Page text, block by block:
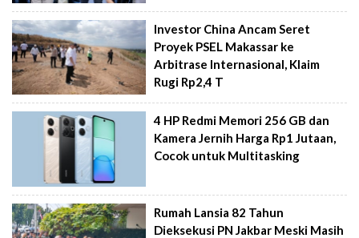
Investor China Ancam Seret
Proyek PSEL Makassar ke
Arbitrase Internasional, Klaim
Rugi Rp2,4 T
4 HP Redmi Memori 256 GB dan
Kamera Jernih Harga Rp1 Jutaan,
Cocok untuk Multitasking
Rumah Lansia 82 Tahun
Dieksekusi PN Jakbar Meski Masih